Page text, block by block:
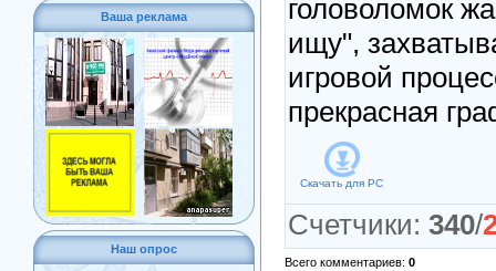
Ваша реклама
Наш опрос
головоломок
ищу",
игровой
прекрасная
Скачать для PC
Счетчики: 340/
Всего комментариев: 0